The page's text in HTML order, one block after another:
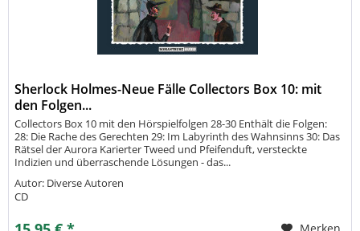
Sherlock Holmes-Neue Fälle Collectors Box 10: mit
den Folgen...
Collectors Box 10 mit den Hörspielfolgen 28-30 Enthält die Folgen:
28: Die Rache des Gerechten 29: Im Labyrinth des Wahnsinns 30: Das
Rätsel der Aurora Karierter Tweed und Pfeifenduft, versteckte
Indizien und überraschende Lösungen - das...
Autor: Diverse Autoren
CD